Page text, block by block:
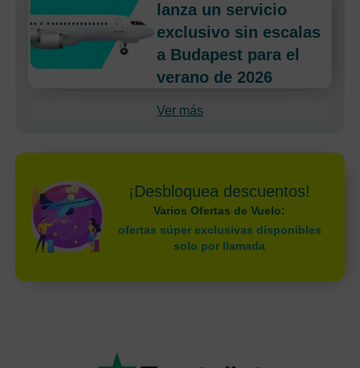
lanza un servicio
exclusivo sin escalas
a Budapest para el
verano de 2026
Ver más
¡Desbloquea descuentos!
Varios Ofertas de Vuelo:
ofertas súper exclusivas disponibles
solo por llamada